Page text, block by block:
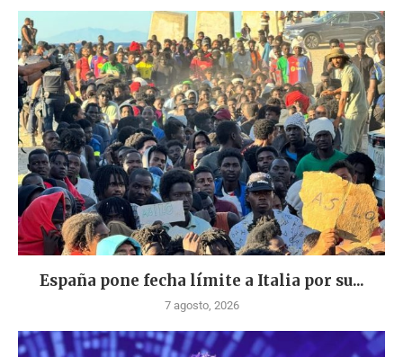
España pone fecha límite a Italia por su...
7 agosto, 2026